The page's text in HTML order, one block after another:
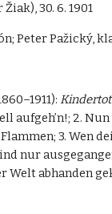
30. 6. 1901
Peter Pažický,
aufgeh’n!; 2. Nun
3. Wen
nur
Welt abhanden